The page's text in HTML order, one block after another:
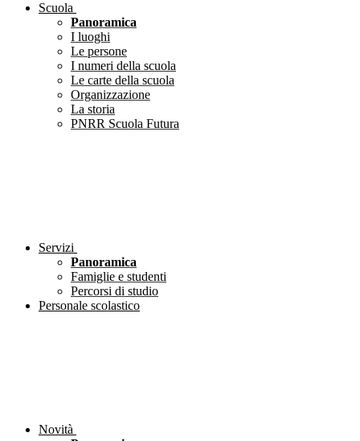
Scuola
Panoramica
I luoghi
Le persone
I numeri della scuola
Le carte della scuola
Organizzazione
La storia
PNRR Scuola Futura
Servizi
Panoramica
Famiglie e studenti
Percorsi di studio
Personale scolastico
Novità